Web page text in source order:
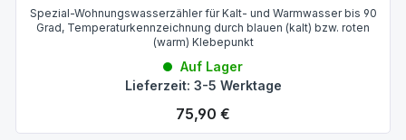
Spezial-Wohnungswasserzähler für Kalt- und Warmwasser bis 90
Grad, Temperaturkennzeichnung durch blauen (kalt) bzw. roten
(warm) Klebepunkt
Auf Lager
Lieferzeit: 3-5 Werktage
Regulärer Preis:
75,90 €